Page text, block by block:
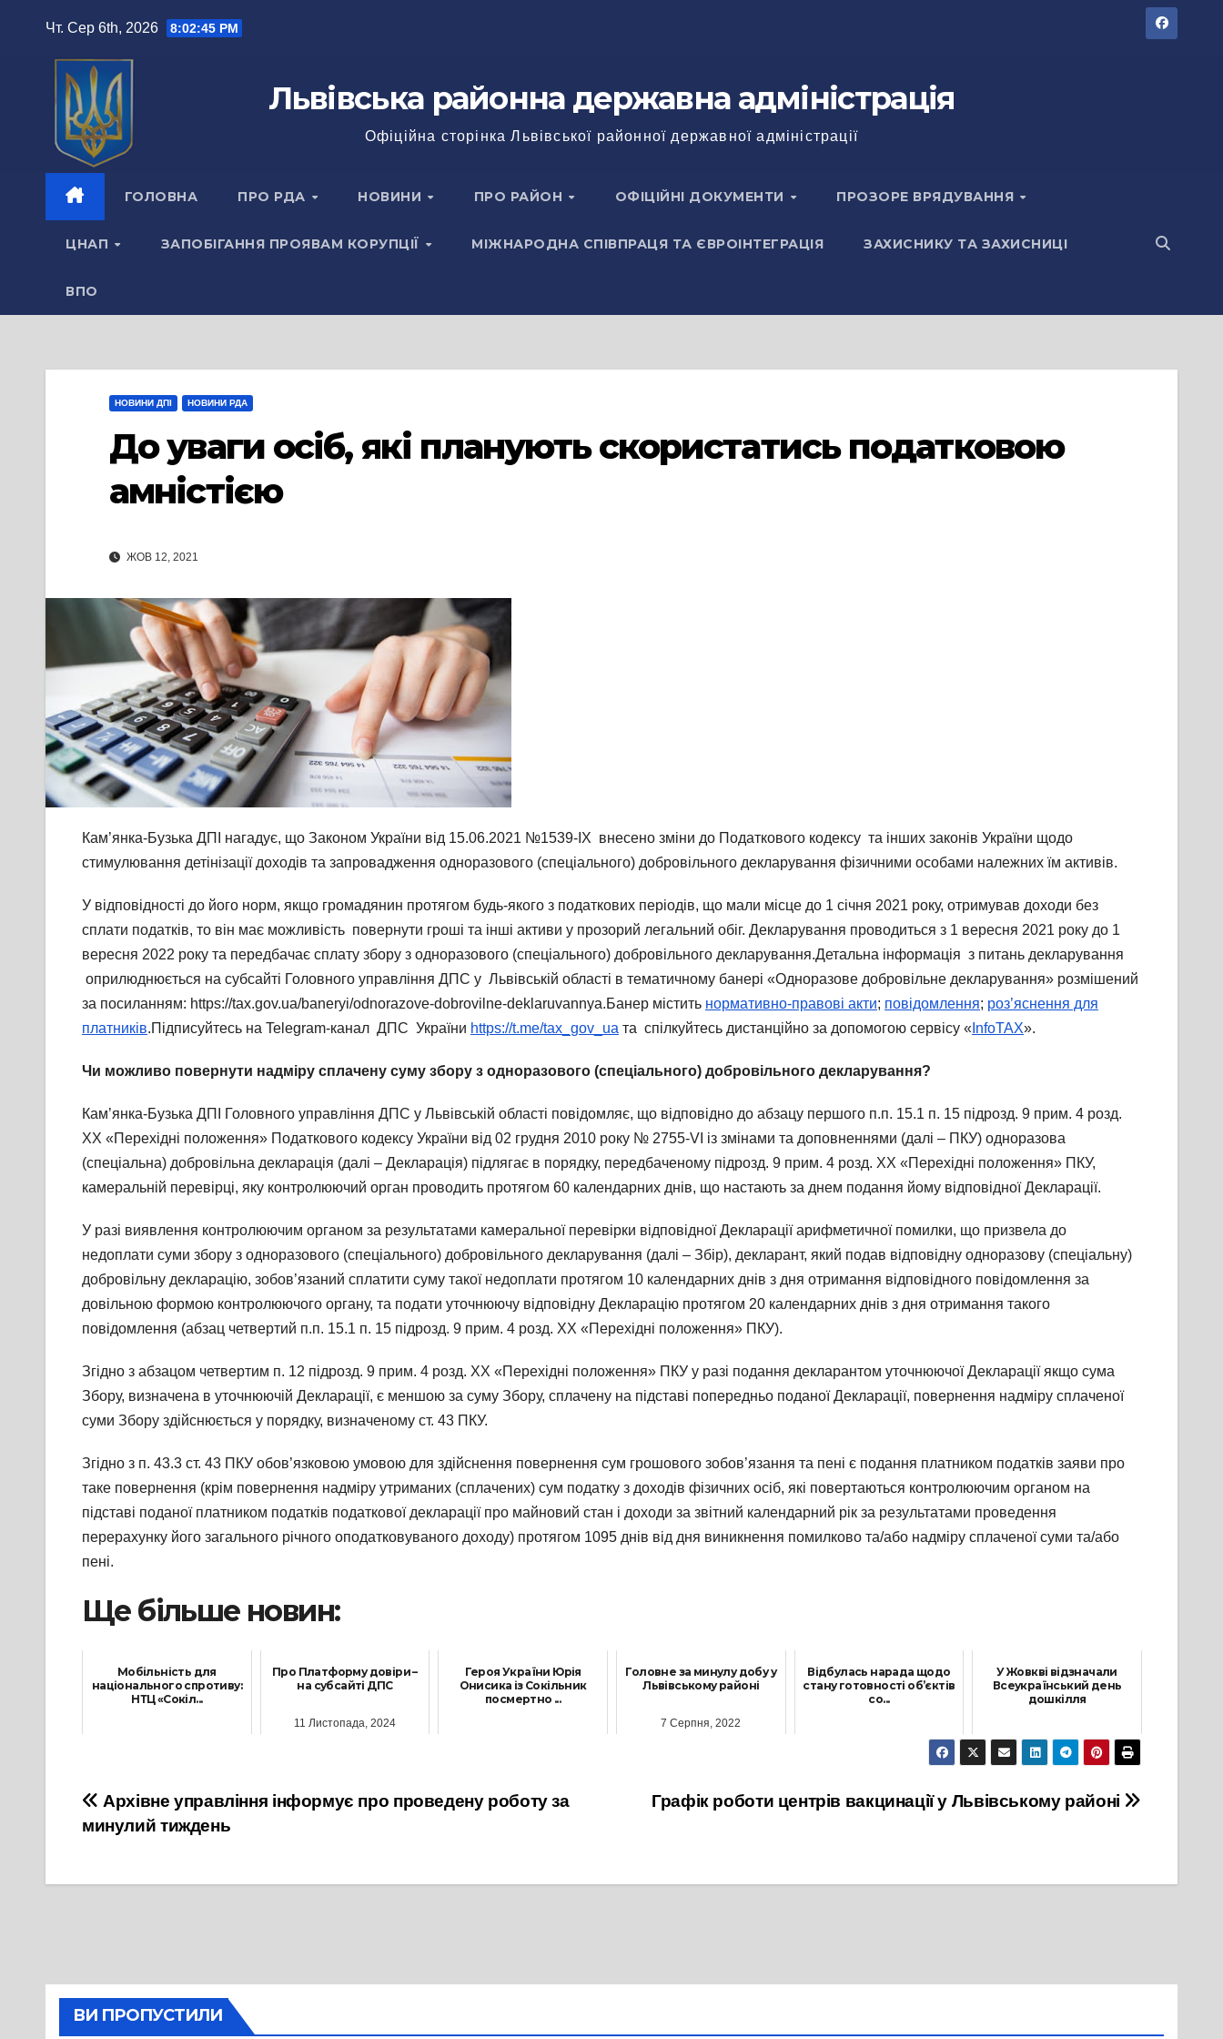
Чт. Сер 6th, 2026 8:02:46 PM
Львівська районна державна адміністрація
Офіційна сторінка Львівської районної державної адміністрації
ГОЛОВНА ПРО РДА НОВИНИ ПРО РАЙОН ОФІЦІЙНІ ДОКУМЕНТИ ПРОЗОРЕ ВРЯДУВАННЯ
ЦНАП ЗАПОБІГАННЯ ПРОЯВАМ КОРУПЦІЇ МІЖНАРОДНА СПІВПРАЦЯ ТА ЄВРОІНТЕГРАЦІЯ ЗАХИСНИКУ ТА ЗАХИСНИЦІ
ВПО
НОВИНИ ДПІ НОВИНИ РДА
До уваги осіб, які планують скористатись податковою
амністією
ЖОВ 12, 2021
Кам’янка-Бузька ДПІ нагадує, що Законом України від 15.06.2021 №1539-IX внесено зміни до Податкового кодексу та інших законів України щодо
стимулювання детінізації доходів та запровадження одноразового (спеціального) добровільного декларування фізичними особами належних їм активів.
У відповідності до його норм, якщо громадянин протягом будь-якого з податкових періодів, що мали місце до 1 січня 2021 року, отримував доходи без
сплати податків, то він має можливість повернути гроші та інші активи у прозорий легальний обіг. Декларування проводиться з 1 вересня 2021 року до 1
вересня 2022 року та передбачає сплату збору з одноразового (спеціального) добровільного декларування.Детальна інформація з питань декларування
оприлюднюється на субсайті Головного управління ДПС у Львівській області в тематичному банері «Одноразове добровільне декларування» розмішений
за посиланням: https://tax.gov.ua/baneryi/odnorazove-dobrovilne-deklaruvannya.Банер містить нормативно-правові акти; повідомлення; роз’яснення для
платників.Підписуйтесь на Telegram-канал ДПС України https://t.me/tax_gov_ua та спілкуйтесь дистанційно за допомогою сервісу « InfoTAX».
Чи можливо повернути надміру сплачену суму збору з одноразового (спеціального) добровільного декларування?
Кам’янка-Бузька ДПІ Головного управління ДПС у Львівській області повідомляє, що відповідно до абзацу першого п.п. 15.1 п. 15 підрозд. 9 прим. 4 розд.
XX «Перехідні положення» Податкового кодексу України від 02 грудня 2010 року № 2755-VI із змінами та доповненнями (далі – ПКУ) одноразова
(спеціальна) добровільна декларація (далі – Декларація) підлягає в порядку, передбаченому підрозд. 9 прим. 4 розд. XX «Перехідні положення» ПКУ,
камеральній перевірці, яку контролюючий орган проводить протягом 60 календарних днів, що настають за днем подання йому відповідної Декларації.
У разі виявлення контролюючим органом за результатами камеральної перевірки відповідної Декларації арифметичної помилки, що призвела до
недоплати суми збору з одноразового (спеціального) добровільного декларування (далі – Збір), декларант, який подав відповідну одноразову (спеціальну)
добровільну декларацію, зобов’язаний сплатити суму такої недоплати протягом 10 календарних днів з дня отримання відповідного повідомлення за
довільною формою контролюючого органу, та подати уточнюючу відповідну Декларацію протягом 20 календарних днів з дня отримання такого
повідомлення (абзац четвертий п.п. 15.1 п. 15 підрозд. 9 прим. 4 розд. XX «Перехідні положення» ПКУ).
Згідно з абзацом четвертим п. 12 підрозд. 9 прим. 4 розд. XX «Перехідні положення» ПКУ у разі подання декларантом уточнюючої Декларації якщо сума
Збору, визначена в уточнюючій Декларації, є меншою за суму Збору, сплачену на підставі попередньо поданої Декларації, повернення надміру сплаченої
суми Збору здійснюється у порядку, визначеному ст. 43 ПКУ.
Згідно з п. 43.3 ст. 43 ПКУ обов’язковою умовою для здійснення повернення сум грошового зобов’язання та пені є подання платником податків заяви про
таке повернення (крім повернення надміру утриманих (сплачених) сум податку з доходів фізичних осіб, які повертаються контролюючим органом на
підставі поданої платником податків податкової декларації про майновий стан і доходи за звітний календарний рік за результатами проведення
перерахунку його загального річного оподатковуваного доходу) протягом 1095 днів від дня виникнення помилково та/або надміру сплаченої суми та/або
пені.
Ще більше новин:
Мобільність для
національного спротиву:
НТЦ «Сокіл...
Про Платформу довіри –
на субсайті ДПС
11 Листопада, 2024
Героя України Юрія
Онисика із Сокільник
посмертно ...
Головне за минулу добу у
Львівському районі
7 Серпня, 2022
Відбулась нарада щодо
стану готовності об’єктів
со...
22 Листопада, 2021
У Жовкві відзначали
Всеукраїнський день
дошкілля
23 Вересня, 2022
Навігація
записів
Графік роботи центрів вакцинації у Львівському районі
Архівне управління інформує про проведену роботу за
минулий тиждень
ВИ ПРОПУСТИЛИ